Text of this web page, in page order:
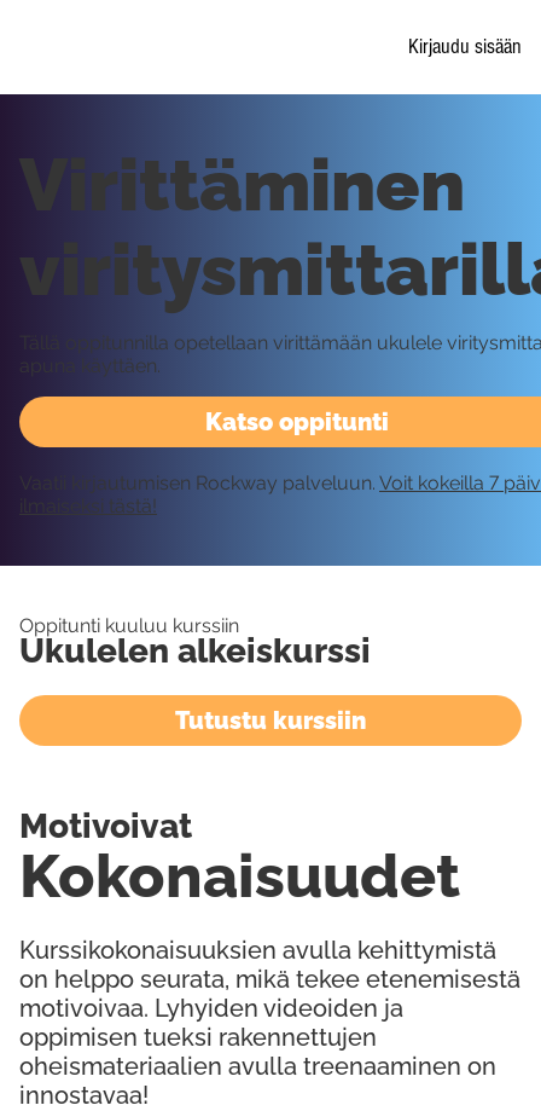
Kirjaudu sisään
Katso oppitunti
Virittäminen
Tällä oppitunnilla opetellaan virittämään ukulele
apuna käyttäen.
Vaatii kirjautumisen Rockway palveluun. Voit kokeilla 7
ilmaiseksi tästä!
Oppitunti kuuluu kurssiin
Ukulelen alkeiskurssi
Tutustu kurssiin
Kurssikokonaisuuksien avulla kehittymistä
on helppo seurata, mikä tekee etenemisestä
motivoivaa. Lyhyiden videoiden ja
oppimisen tueksi rakennettujen
oheismateriaalien avulla treenaaminen on
innostavaa!
Kokonaisuudet
Motivoivat